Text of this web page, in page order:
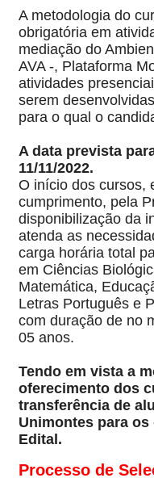
A metodologia do
obrigatória em
mediação do
AVA -, Plataforma
atividades
serem
para o qual o
A data prevista
11/11/2022.
O início dos cursos,
cumprimento, pela
disponibilização da
atenda as
carga horária total
em Ciências
Matemática,
Letras Português e
com duração de no
05 anos.
Tendo em vista a
oferecimento dos
transferência de
Unimontes para
Edital.
Processo de